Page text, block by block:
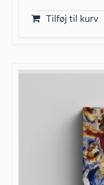
Tilføj til kurv